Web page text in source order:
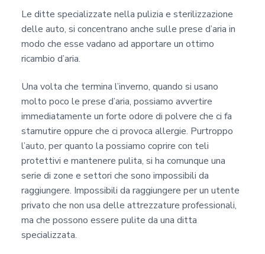
Le ditte specializzate nella pulizia e sterilizzazione
delle auto, si concentrano anche sulle prese d’aria in
modo che esse vadano ad apportare un ottimo
ricambio d’aria.
Una volta che termina l’inverno, quando si usano
molto poco le prese d’aria, possiamo avvertire
immediatamente un forte odore di polvere che ci fa
starnutire oppure che ci provoca allergie. Purtroppo
l’auto, per quanto la possiamo coprire con teli
protettivi e mantenere pulita, si ha comunque una
serie di zone e settori che sono impossibili da
raggiungere. Impossibili da raggiungere per un utente
privato che non usa delle attrezzature professionali,
ma che possono essere pulite da una ditta
specializzata.